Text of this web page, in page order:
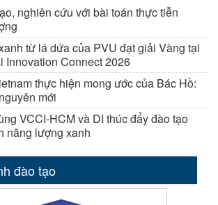
nghiên cứu với bài toán thực tiễn
từ lá dứa của PVU đạt giải Vàng tại
Innovation Connect 2026
thực hiện mong ước của Bác Hồ:
mới
VCCI-HCM và DI thúc đẩy đào tạo
năng lượng xanh
đào tạo